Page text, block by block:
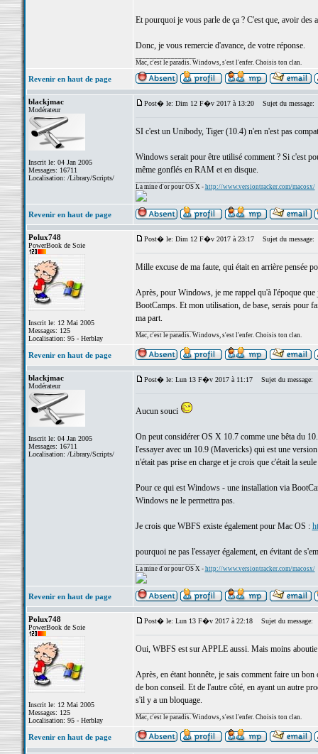
Et pourquoi je vous parle de ça ? C'est que, avoir des
Donc, je vous remercie d'avance, de votre réponse.
Mac, c'est le paradis. Windows, s'est l'enfer. Choisis ton clan.
Revenir en haut de page
blackjmac
Modérateur
Inscrit le: 04 Jan 2005
Messages: 16711
Localisation: /Library/Scripts/
Post� le: Dim 12 F�v 2017 à 13:20 Sujet du message:
SI c'est un Unibody, Tiger (10.4) n'en n'est pas
Windows serait pour être utilisé comment ? Si c'est
même gonflés en RAM et en disque.
La mine d'or pour OS X - http://www.versiontracker.com/macosx/
Revenir en haut de page
Polux748
PowerBook de Soie
Inscrit le: 12 Mai 2005
Messages: 125
Localisation: 95 - Herblay
Post� le: Dim 12 F�v 2017 à 23:17 Sujet du message:
Mille excuse de ma faute, qui était en arrière pensée
Après, pour Windows, je me rappel qu'à l'époque
BootCamps. Et mon utilisation, de base, serais pour
ma part.
Mac, c'est le paradis. Windows, s'est l'enfer. Choisis ton clan.
Revenir en haut de page
blackjmac
Modérateur
Inscrit le: 04 Jan 2005
Messages: 16711
Localisation: /Library/Scripts/
Post� le: Lun 13 F�v 2017 à 11:17 Sujet du message:
Aucun souci
On peut considérer OS X 10.7 comme une bêta du
l'essayer avec un 10.9 (Mavericks) qui est une
n'était pas prise en charge et je crois que c'était la
Pour ce qui est Windows - une installation via
Windows ne le permettra pas.
Je crois que WBFS existe également pour Mac OS :
pourquoi ne pas l'essayer également, en évitant de
La mine d'or pour OS X - http://www.versiontracker.com/macosx/
Revenir en haut de page
Polux748
PowerBook de Soie
Inscrit le: 12 Mai 2005
Messages: 125
Localisation: 95 - Herblay
Post� le: Lun 13 F�v 2017 à 22:18 Sujet du message:
Oui, WBFS est sur APPLE aussi. Mais moins
Après, en étant honnête, je sais comment faire un
de bon conseil. Et de l'autre côté, en ayant un autre
s'il y a un bloquage.
Mac, c'est le paradis. Windows, s'est l'enfer. Choisis ton clan.
Revenir en haut de page